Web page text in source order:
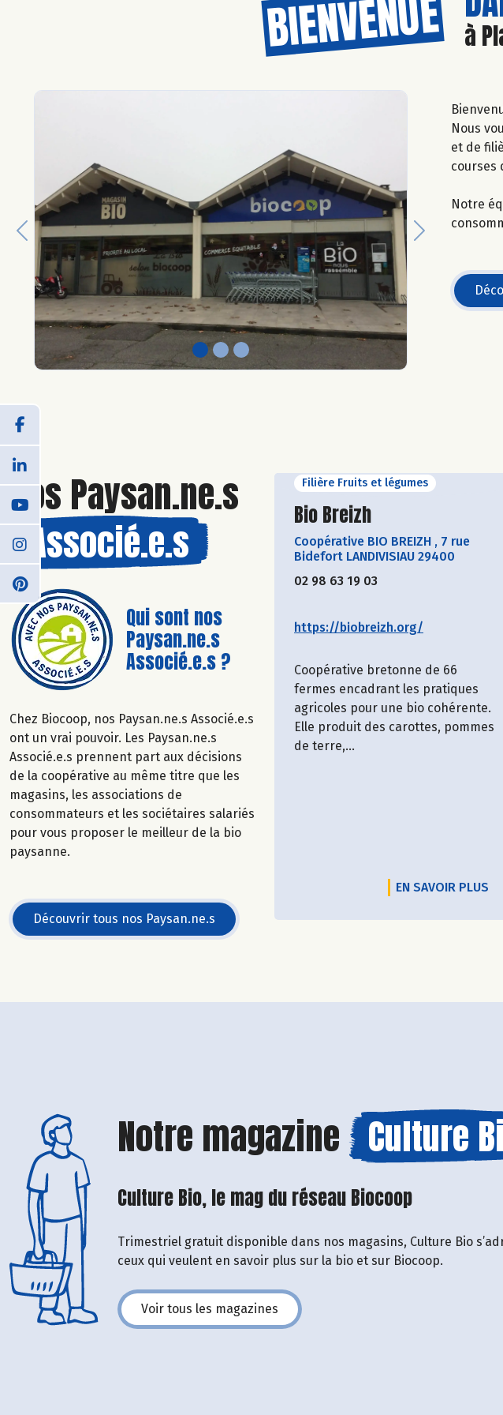
BIENVENUE à
Previous Next
Nous
et de
courses
Notre
Nos Paysan.ne.s
Associé.e.s
Qui sont nos
Paysan.ne.s
Associé.e.s ?
Chez Biocoop, nos Paysan.ne.s Associé.e.s
ont un vrai pouvoir. Les Paysan.ne.s
Associé.e.s prennent part aux décisions
de la coopérative au même titre que les
magasins, les associations de
consommateurs et les sociétaires salariés
pour vous proposer le meilleur de la bio
paysanne.
Découvrir tous nos Paysan.ne.s
Filière Fruits et légumes
Découvrir le producteur
Bio Breizh
Coopérative BIO BREIZH , 7 rue
Bidefort LANDIVISIAU 29400
02 98 63 19 03
https://biobreizh.org/
Coopérative bretonne de 66
fermes encadrant les pratiques
agricoles pour une bio cohérente.
Elle produit des carottes, pommes
de terre,...
EN SAVOIR PLUS
Notre magazine Culture
Culture Bio, le mag du réseau Biocoop
Trimestriel gratuit disponible dans nos magasins, Culture Bio
ceux qui veulent en savoir plus sur la bio et sur Biocoop.
Voir tous les magazines